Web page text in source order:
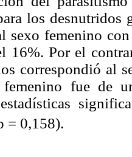
los desnutridos
sexo femenino
16%. Por el
correspondió al
fue de
= 0,158).